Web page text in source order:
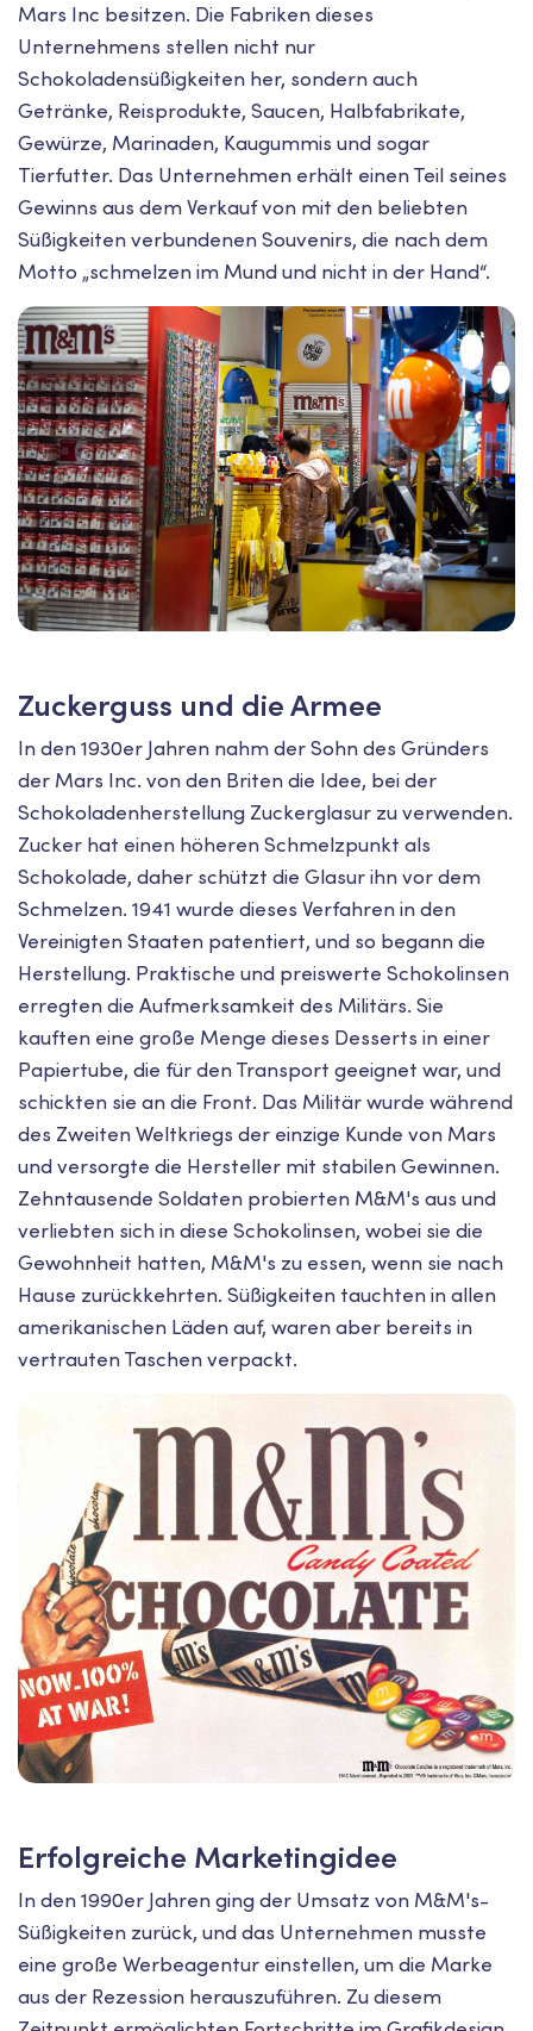
Mars Inc besitzen. Die Fabriken dieses
Unternehmens stellen nicht nur
Schokoladensüßigkeiten her, sondern auch
Getränke, Reisprodukte, Saucen, Halbfabrikate,
Gewürze, Marinaden, Kaugummis und sogar
Tierfutter. Das Unternehmen erhält einen Teil seines
Gewinns aus dem Verkauf von mit den beliebten
Süßigkeiten verbundenen Souvenirs, die nach dem
Motto „schmelzen im Mund und nicht in der Hand“.
Zuckerguss und die Armee
In den 1930er Jahren nahm der Sohn des Gründers
der Mars Inc. von den Briten die Idee, bei der
Schokoladenherstellung Zuckerglasur zu verwenden.
Zucker hat einen höheren Schmelzpunkt als
Schokolade, daher schützt die Glasur ihn vor dem
Schmelzen. 1941 wurde dieses Verfahren in den
Vereinigten Staaten patentiert, und so begann die
Herstellung. Praktische und preiswerte Schokolinsen
erregten die Aufmerksamkeit des Militärs. Sie
kauften eine große Menge dieses Desserts in einer
Papiertube, die für den Transport geeignet war, und
schickten sie an die Front. Das Militär wurde während
des Zweiten Weltkriegs der einzige Kunde von Mars
und versorgte die Hersteller mit stabilen Gewinnen.
Zehntausende Soldaten probierten M&M's aus und
verliebten sich in diese Schokolinsen, wobei sie die
Gewohnheit hatten, M&M's zu essen, wenn sie nach
Hause zurückkehrten. Süßigkeiten tauchten in allen
amerikanischen Läden auf, waren aber bereits in
vertrauten Taschen verpackt.
Erfolgreiche Marketingidee
In den 1990er Jahren ging der Umsatz von M&M's-
Süßigkeiten zurück, und das Unternehmen musste
eine große Werbeagentur einstellen, um die Marke
aus der Rezession herauszuführen. Zu diesem